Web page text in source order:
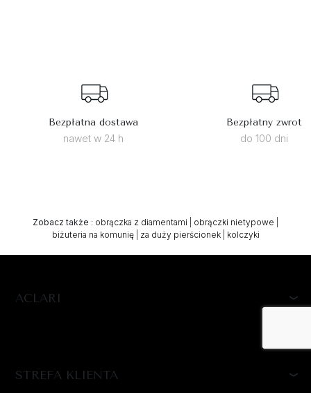
Bezpłatna dostawa
nawet w 24 h
Bezpłatny zwrot
do 100 dni
Zobacz także : obrączka z diamentami obrączki nietypowe
biżuteria na komunię| za duży pierścionek| kolczyki
ACLARI
STREFA KLIENTA